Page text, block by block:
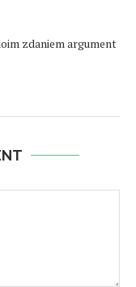
zdaniem argument